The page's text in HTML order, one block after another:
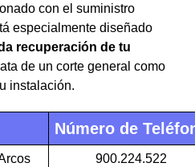
con el suministro
especialmente diseñado
recuperación de tu
de un corte general como
instalación.
Número de
900.224.522